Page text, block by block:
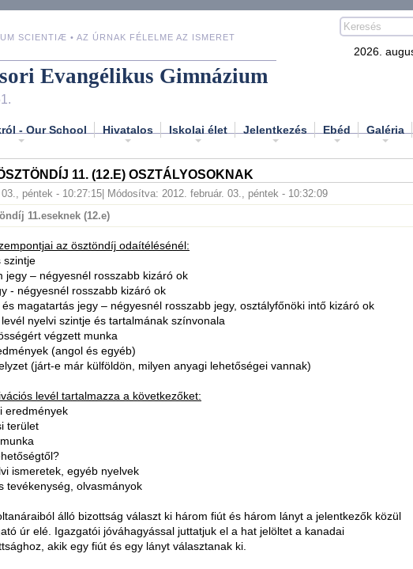
SCIENTIÆ • AZ ÚRNAK FÉLELME AZ ISMERET
Evangélikus Gimnázium
2026.
- Our School Hivatalos Iskolai élet Jelentkezés Ebéd Galéria
11. (12.E) OSZTÁLYOSOKNAK
péntek - 10:27:15 | Módosítva: 2012. február. 03., péntek - 10:32:09
11.eseknek (12.e)
az ösztöndíj odaítélésénél:
szintje
jegy – négyesnél rosszabb kizáró ok
- négyesnél rosszabb kizáró ok
magatartás jegy – négyesnél rosszabb jegy, osztályfőnöki intő kizáró ok
nyelvi szintje és tartalmának színvonala
végzett munka
(angol és egyéb)
(járt-e már külföldön, milyen anyagi lehetőségei vannak)
levél tartalmazza a következőket:
eredmények
terület
ismeretek, egyéb nyelvek
tevékenység, olvasmányok
álló bizottság választ ki három fiút és három lányt a jelentkezők közül
úr elé. Igazgatói jóváhagyással juttatjuk el a hat jelöltet a kanadai
akik egy fiút és egy lányt választanak ki.